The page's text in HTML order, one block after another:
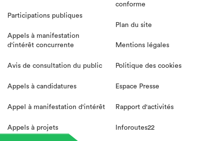
Participations publiques
Appels à manifestation
d'intérêt concurrente
Avis de consultation du public
Appels à candidatures
Appel à manifestation d'intérêt
Appels à projets
conforme
Plan du site
Mentions légales
Politique des cookies
Espace Presse
Rapport d'activités
Inforoutes22